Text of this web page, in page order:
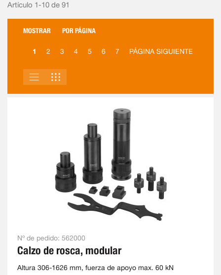
Artículo 1-10 de 91
MOSTRAR POR PÁGINA
1 2 3 4 5 6 7 PÁGINA SIGUIENTE
VER
COMO
LISTA
Nº de pedido: 562000
Calzo de rosca, modular
Altura 306-1626 mm, fuerza de apoyo max. 60 kN